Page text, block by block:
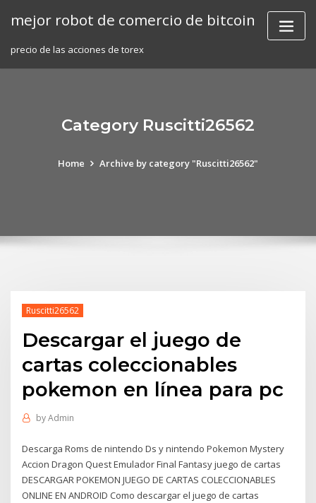
mejor robot de comercio de bitcoin
precio de las acciones de torex
Category Ruscitti26562
Home Archive by category "Ruscitti26562"
Ruscitti26562
Descargar el juego de
cartas coleccionables
pokemon en línea para pc
byAdmin
Descarga Roms de nintendo Ds y nintendo Pokemon Mystery
Accion Dragon Quest Emulador Final Fantasy juego de cartas
DESCARGAR POKEMON JUEGO DE CARTAS COLECCIONABLES
ONLINE EN ANDROID Como descargar el juego de cartas